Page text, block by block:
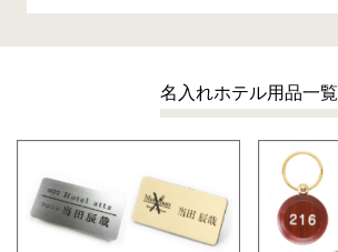
名入れホテル用品一覧